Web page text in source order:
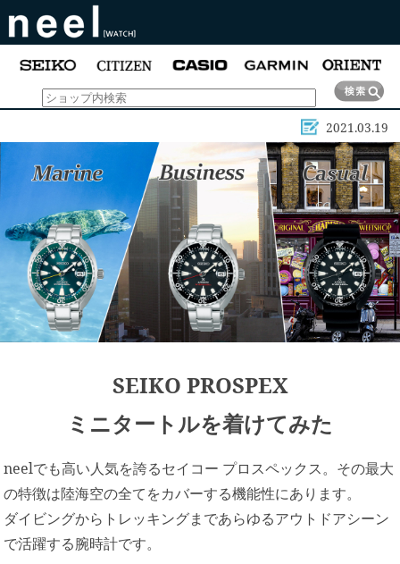
2021.03.19
SEIKO PROSPEX
ミニタートルを着けてみた
neelでも高い人気を誇るセイコー プロスペックス。その最大
の特徴は陸海空の全てをカバーする機能性にあります。
ダイビングからトレッキングまであらゆるアウトドアシーン
で活躍する腕時計です。